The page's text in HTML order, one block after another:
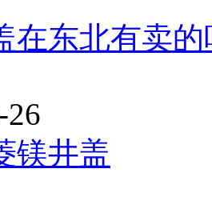
在东北有卖的
26
镁井盖